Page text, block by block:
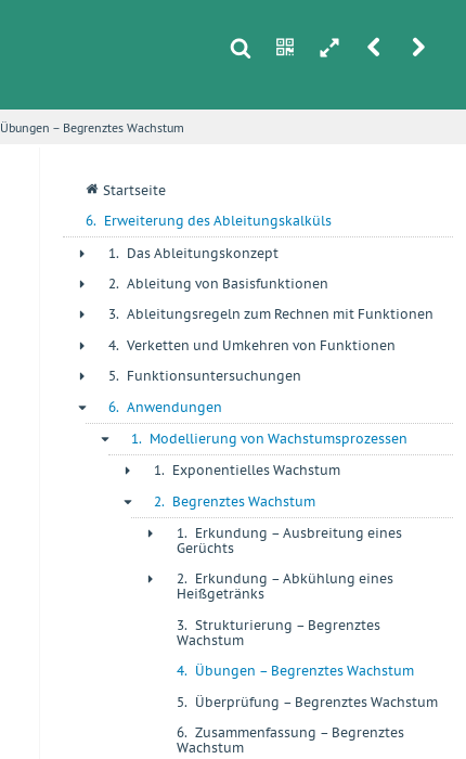
s n h r u
Übungen – Begrenztes Wachstum
q Startseite
6. Erweiterung des Ableitungskalküls
+ 1. Das Ableitungskonzept
+ 2. Ableitung von Basisfunktionen
+ 3. Ableitungsregeln zum Rechnen mit Funktionen
+ 4. Verketten und Umkehren von Funktionen
+ 5. Funktionsuntersuchungen
- 6. Anwendungen
- 1. Modellierung von Wachstumsprozessen
+ 1. Exponentielles Wachstum
- 2. Begrenztes Wachstum
+ 1. Erkundung – Ausbreitung eines
Gerüchts
+ 2. Erkundung – Abkühlung eines
Heißgetränks
3. Strukturierung – Begrenztes
Wachstum
4. Übungen – Begrenztes Wachstum
5. Überprüfung – Begrenztes Wachstum
6. Zusammenfassung – Begrenztes
Wachstum